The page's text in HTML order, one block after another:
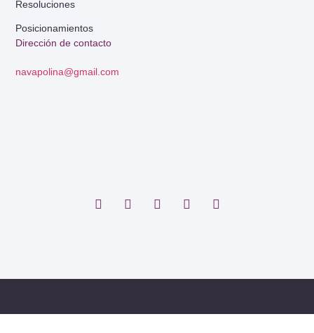
Dirección de contacto
navapolina@gmail.com
Resoluciones
Posicionamientos